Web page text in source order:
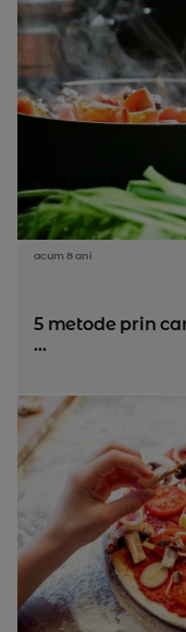
acum 8 ani
5 metode prin
...